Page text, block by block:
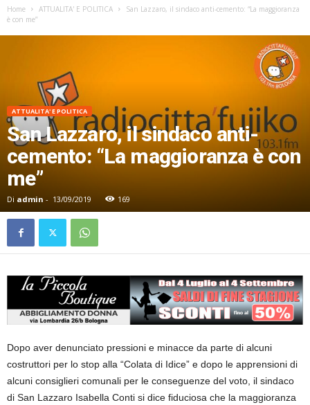
Home ATTUALITA' E POLITICA
San Lazzaro, il sindaco anti-cemento: “La maggioranza
è con me”
ATTUALITA' E POLITICA
San Lazzaro, il sindaco anti-
cemento: “La maggioranza è con
me”
Di admin - 13/09/2019 169
Dopo aver denunciato pressioni e minacce da parte di alcuni
costruttori per lo stop alla “Colata di Idice” e dopo le apprensioni di
alcuni consiglieri comunali per le conseguenze del voto, il sindaco
di San Lazzaro Isabella Conti si dice fiduciosa che la maggioranza